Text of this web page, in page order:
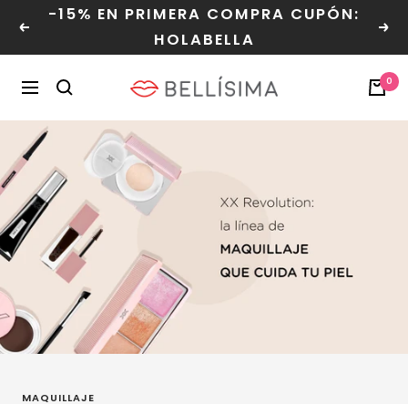
Anterior
-15% EN PRIMERA COMPRA CUPÓN:
HOLABELLA
Navegación Bellisima 0
MAQUILLAJE